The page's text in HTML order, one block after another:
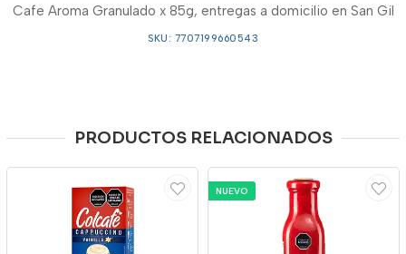
Cafe Aroma Granulado x 85g, entregas a domicilio en San Gil
SKU: 7707199660543
PRODUCTOS RELACIONADOS
NUEVO